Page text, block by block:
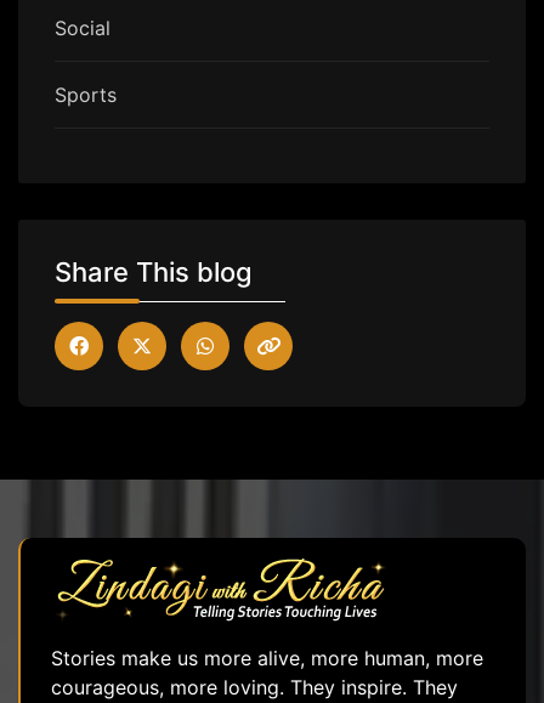
Social
Sports
Share This blog
Stories make us more alive, more human, more
courageous, more loving. They inspire. They